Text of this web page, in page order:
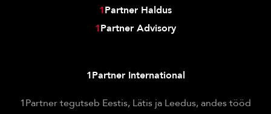
1Partner Haldus
1Partner Advisory
1Partner International
1Partner tegutseb Eestis, Lätis ja Leedus, andes tööd